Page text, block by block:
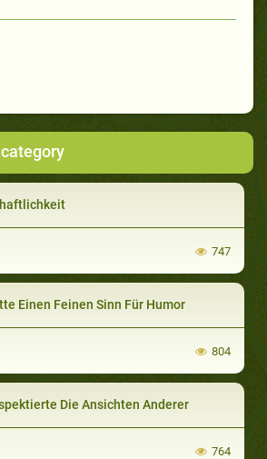
747
Einen Feinen Sinn Für Humor
804
Die Ansichten Anderer
764